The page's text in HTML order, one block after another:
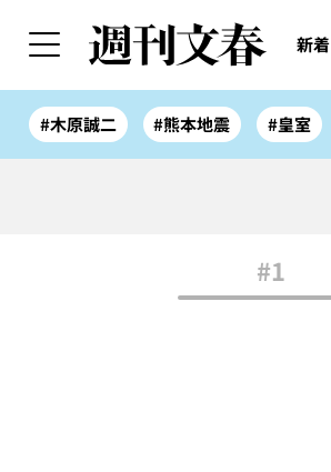
新着
#木原誠二 #熊本地震 #皇室
#1